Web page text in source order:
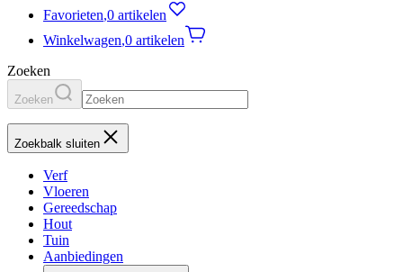
Favorieten,0 artikelen
Winkelwagen,0 artikelen
Zoeken
Zoeken
Zoekbalk sluiten
Verf
Vloeren
Gereedschap
Hout
Tuin
Aanbiedingen